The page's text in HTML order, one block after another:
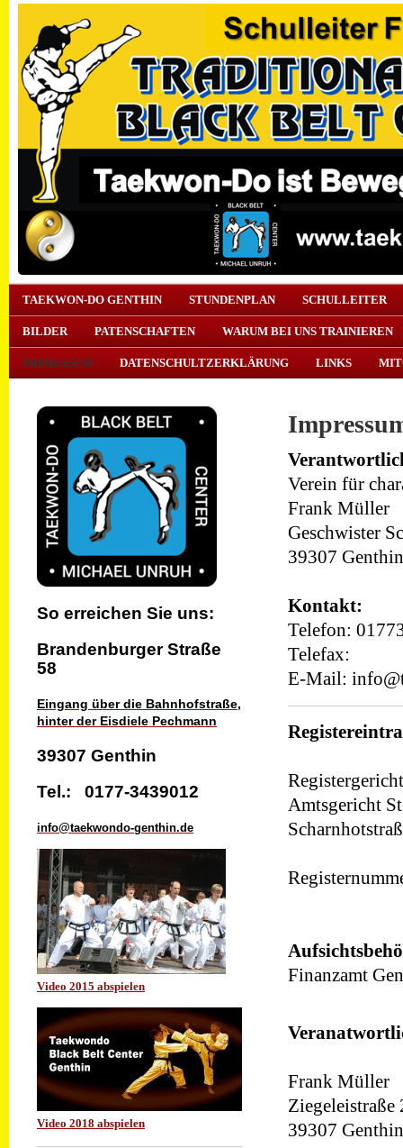
TAEKWON-DO GENTHIN STUNDENPLAN SCHULLEITER
BILDER PATENSCHAFTEN WARUM BEI UNS TRAINIEREN
IMPRESSUM DATENSCHULTZERKLÄRUNG LINKS
So erreichen Sie uns:
BrandenburgerStraße
58
Eingang über die Bahnhofstraße,
hinter der Eisdiele Pechmann
39307 Genthin
Tel.: 0177-3439012
info@taekwondo-genthin.de
Video 2015 abspielen
Video 2018 abspielen
Verein für
Frank Müller
Geschwister
39307 Genthin
Kontakt:
Telefon:
Telefax:
E-Mail:
Amtsgericht
Finanzamt
Frank Müller
Ziegeleistraße
39307 Genthin